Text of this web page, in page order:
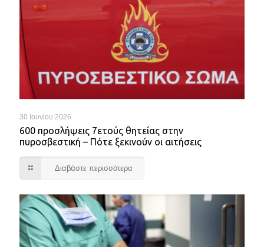
30 Ιουνίου 2026
600 προσλήψεις 7ετούς θητείας στην
πυροσβεστική – Πότε ξεκινούν οι αιτήσεις
Διαβάστε περισσότερα